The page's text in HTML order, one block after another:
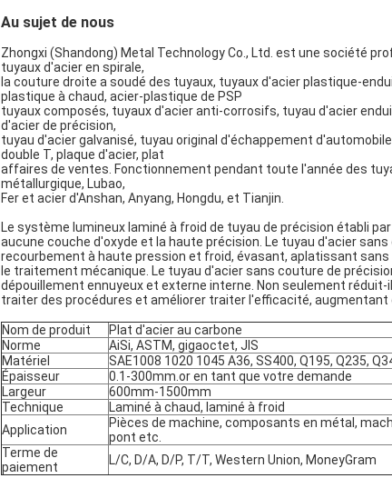
Au sujet de nous
Zhongxi (Shandong) Metal Technology Co., Ltd. est une société
tuyaux d'acier en spirale,
la couture droite a soudé des tuyaux, tuyaux d'acier plastique-
plastique à chaud, acier-plastique de PSP
tuyaux composés, tuyaux d'acier anti-corrosifs, tuyau d'acier
d'acier de précision,
tuyau d'acier galvanisé, tuyau original d'échappement
double T, plaque d'acier, plat
affaires de ventes. Fonctionnement pendant toute l'année des
métallurgique, Lubao,
Fer et acier d'Anshan, Anyang, Hongdu, et Tianjin.
Le système lumineux laminé à froid de tuyau de précision établi
aucune couche d'oxyde et la haute précision. Le tuyau d'acier
recourbement à haute pression et froid, évasant, aplatissant
le traitement mécanique. Le tuyau d'acier sans couture de
dépouillement ennuyeux et externe interne. Non seulement
traiter des procédures et améliorer traiter l'efficacité, augmentant
Nom de produit Plat d'acier au carbone
Norme
AiSi, ASTM, gigaoctet, JIS
Matériel
SAE1008 1020 1045 A36, SS400, Q195, Q235,
Épaisseur
0.1-300mm.or en tant que votre demande
Largeur
600mm-1500mm
Technique
Laminé à chaud, laminé à froid
Application
Pièces de machine, composants en métal,
pont etc.
Terme de
paiement
L/C, D/A, D/P, T/T, Western Union, MoneyGram